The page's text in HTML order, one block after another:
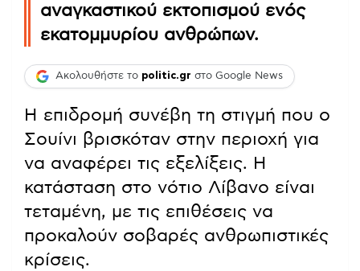
αναγκαστικού εκτοπισμού ενός
εκατομμυρίου ανθρώπων.
Ακολουθήστε το politic.gr στο Google News
Η επιδρομή συνέβη τη στιγμή που ο
Σουίνι βρισκόταν στην περιοχή για
να αναφέρει τις εξελίξεις. Η
κατάσταση στο νότιο Λίβανο είναι
τεταμένη, με τις επιθέσεις να
προκαλούν σοβαρές ανθρωπιστικές
κρίσεις.